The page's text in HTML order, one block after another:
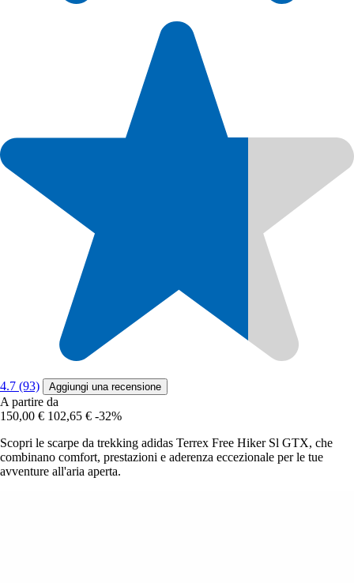
4.7 (93) Aggiungi una recensione
A partire da
150,00 € 102,65 € -32%
Scopri le scarpe da trekking adidas Terrex Free Hiker Sl GTX, che
combinano comfort, prestazioni e aderenza eccezionale per le tue
avventure all'aria aperta.